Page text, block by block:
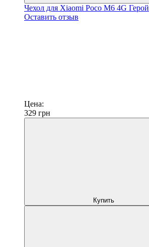
Чехол для Xiaomi Poco M6 4G Герой
Оставить отзыв
Цена:
329 грн
Купить